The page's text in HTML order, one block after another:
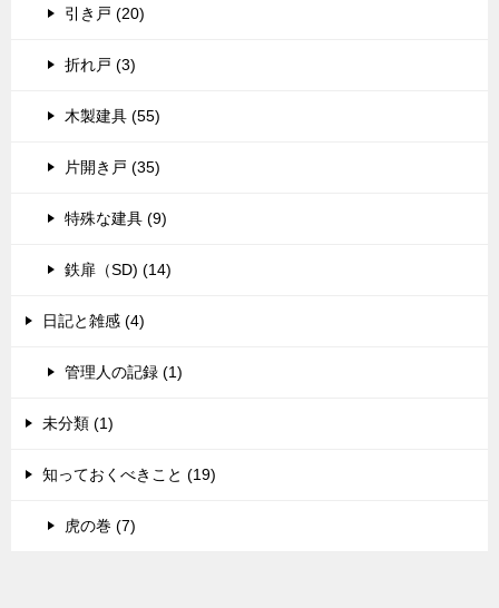
引き戸 (20)
折れ戸 (3)
木製建具 (55)
片開き戸 (35)
特殊な建具 (9)
鉄扉（SD) (14)
日記と雑感 (4)
管理人の記録 (1)
未分類 (1)
知っておくべきこと (19)
虎の巻 (7)